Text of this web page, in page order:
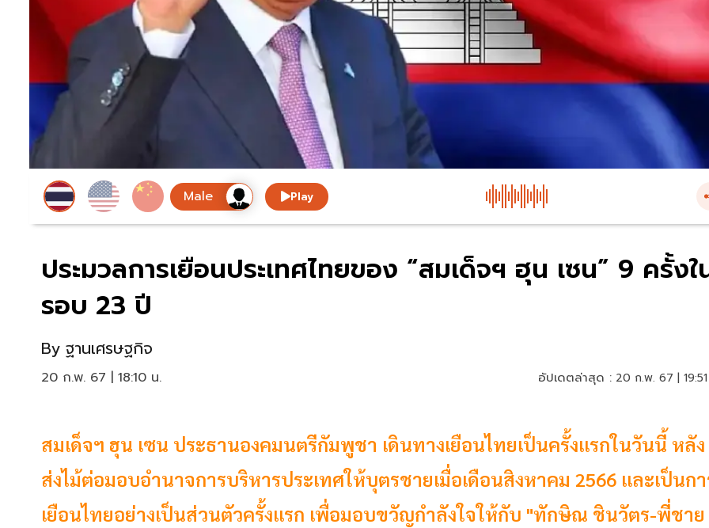
Play
ประมวลการเยือนประเทศไทยของ “สมเด็จฯ ฮุน เซน” 9 ครั้งใ
รอบ 23 ปี
By ฐานเศรษฐกิจ
20 ก.พ. 67 | 18:10 น. อัปเดตล่าสุด : 20 ก.พ. 67 |
สมเด็จฯ ฮุน เซน ประธานองคมนตรีกัมพูชา เดินทางเยือนไทยเป็นครั้งแรกในวันนี้ หลัง
ส่งไม้ต่อมอบอำนาจการบริหารประเทศให้บุตรชายเมื่อเดือนสิงหาคม 2566 และเป็นก
เยือนไทยอย่างเป็นส่วนตัวครั้งแรก เพื่อมอบขวัญกำลังใจให้กับ "ทักษิณ ชินวัตร-พี่ชาย